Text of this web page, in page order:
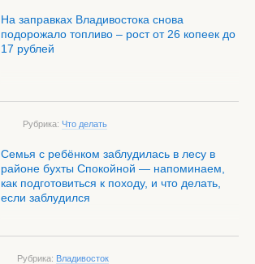
На заправках Владивостока снова
подорожало топливо – рост от 26 копеек до
17 рублей
Рубрика: Что делать
Семья с ребёнком заблудилась в лесу в
районе бухты Спокойной — напоминаем,
как подготовиться к походу, и что делать,
если заблудился
Рубрика: Владивосток